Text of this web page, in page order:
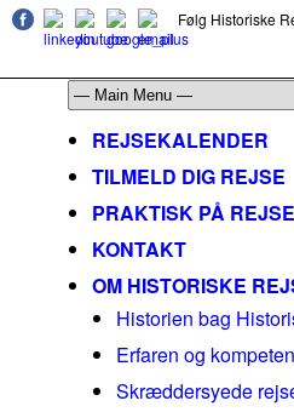
Følg Historiske
REJSEKALENDER
TILMELD DIG REJSE
PRAKTISK PÅ
KONTAKT
OM HISTORISKE
Historien bag
Erfaren og
Skræddersyede